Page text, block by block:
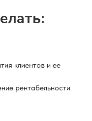
клиентов и ее
рентабельности